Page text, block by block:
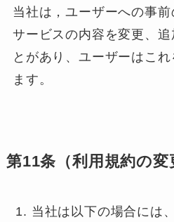
当社は，ユーザーへの事
サービスの内容を変更、
とがあり、ユーザーはこ
ます。
第11条（利用規約の変
当社は以下の場合には